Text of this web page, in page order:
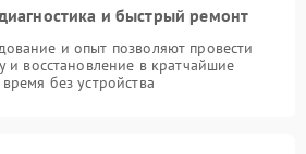
и быстрый ремонт
и опыт позволяют провести
и восстановление в кратчайшие
без устройства